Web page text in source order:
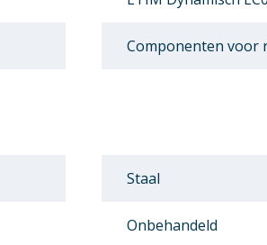
Componenten voor
Staal
Onbehandeld